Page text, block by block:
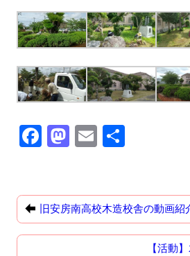
F
e
b
M
o
d
E
旧安房南高校木造校舎の動画紹
【活動